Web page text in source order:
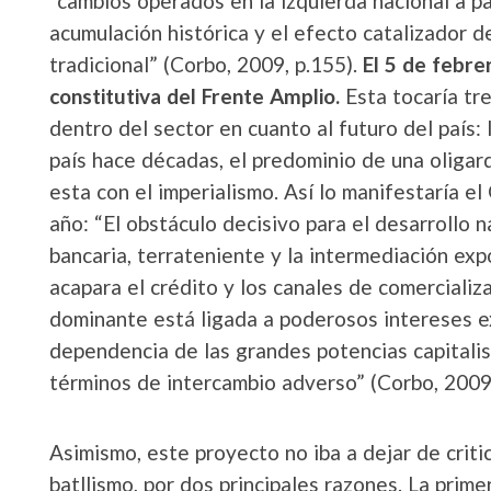
acumulación histórica y el efecto catalizador
tradicional” (Corbo, 2009, p.155). El 5 de
constitutiva del Frente Amplio.Esta tocaría
dentro del sector en cuanto al futuro del
país hace décadas, el predominio de una
esta con el imperialismo. Así lo manifestaría
año: “El obstáculo decisivo para el desarrollo
bancaria, terrateniente y la intermediación
acapara el crédito y los canales de
dominante está ligada a poderosos intereses
dependencia de las grandes potencias
términos de intercambio adverso” (Corbo,
Asimismo, este proyecto no iba a dejar de
batllismo, por dos principales razones. La